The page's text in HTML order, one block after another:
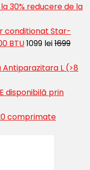
30% reducere de la
conditionat Star-
BTU1099 lei1699
L (>8
disponibilă prin
comprimate